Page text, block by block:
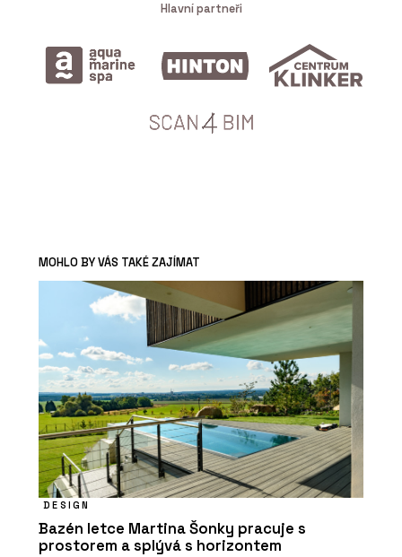
Hlavní partneři
MOHLO BY VÁS TAKÉ ZAJÍMAT
DESIGN
Bazén letce Martina Šonky pracuje s
prostorem a splývá s horizontem